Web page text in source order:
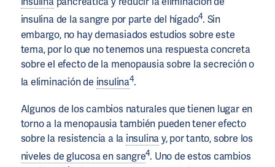
insulina de la sangre por parte del hígado4. Sin
embargo, no hay demasiados estudios sobre este
tema, por lo que no tenemos una respuesta concreta
sobre el efecto de la menopausia sobre la secreción o
la eliminación de insulina4.
Algunos de los cambios naturales que tienen lugar en
torno a la menopausia también pueden tener efecto
sobre la resistencia a la insulinay, por tanto, sobre los
niveles de glucosa en sangre4. Uno de estos cambios